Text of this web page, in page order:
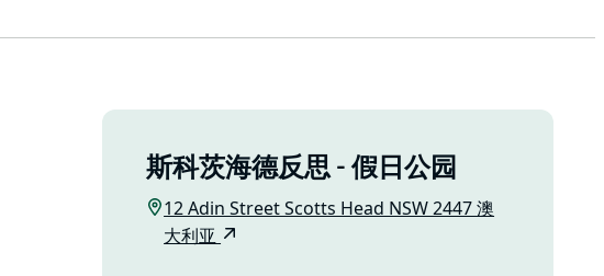
斯科茨海德反思 - 假日公园
12 Adin Street Scotts Head NSW 2447 澳
大利亚